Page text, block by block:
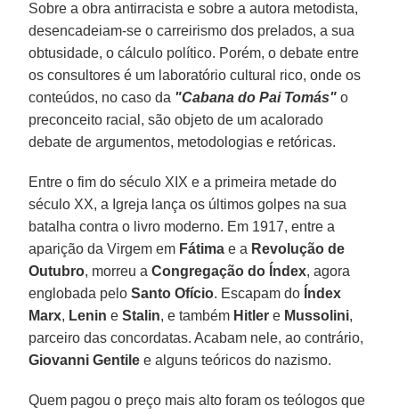
Sobre a obra antirracista e sobre a autora metodista,
desencadeiam-se o carreirismo dos prelados, a sua
obtusidade, o cálculo político. Porém, o debate entre
os consultores é um laboratório cultural rico, onde os
conteúdos, no caso da "Cabana do Pai Tomás" o
preconceito racial, são objeto de um acalorado
debate de argumentos, metodologias e retóricas.
Entre o fim do século XIX e a primeira metade do
século XX, a Igreja lança os últimos golpes na sua
batalha contra o livro moderno. Em 1917, entre a
aparição da Virgem em Fátima e a Revolução de
Outubro, morreu aCongregação do Índex, agora
englobada peloSanto Ofício. Escapam do Índex
Marx, Lenin eStalin, e também Hitler e Mussolini,
parceiro das concordatas. Acabam nele, ao contrário,
Giovanni Gentile e alguns teóricos do nazismo.
Quem pagou o preço mais alto foram os teólogos que